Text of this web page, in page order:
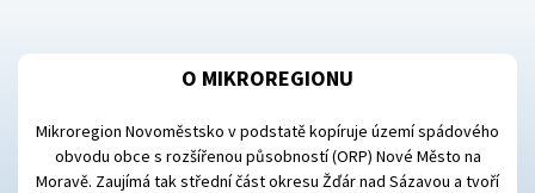
O MIKROREGIONU
Mikroregion Novoměstsko v podstatě kopíruje území spádového
obvodu obce s rozšířenou působností (ORP) Nové Město na
Moravě. Zaujímá tak střední část okresu Žďár nad Sázavou a tvoří